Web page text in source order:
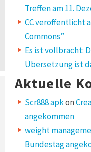
Treffen am 11.
CC veröffentlicht
Commons”
Es ist vollbracht:
Übersetzung ist
Aktuelle
Scr888 apkon
angekommen
weight
Bundestag